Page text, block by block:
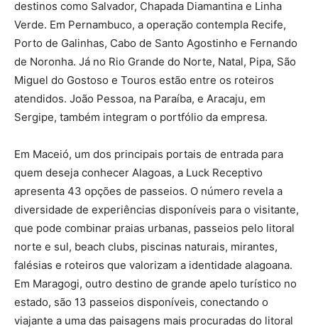
destinos como Salvador, Chapada Diamantina e Linha
Verde. Em Pernambuco, a operação contempla Recife,
Porto de Galinhas, Cabo de Santo Agostinho e Fernando
de Noronha. Já no Rio Grande do Norte, Natal, Pipa, São
Miguel do Gostoso e Touros estão entre os roteiros
atendidos. João Pessoa, na Paraíba, e Aracaju, em
Sergipe, também integram o portfólio da empresa.
Em Maceió, um dos principais portais de entrada para
quem deseja conhecer Alagoas, a Luck Receptivo
apresenta 43 opções de passeios. O número revela a
diversidade de experiências disponíveis para o visitante,
que pode combinar praias urbanas, passeios pelo litoral
norte e sul, beach clubs, piscinas naturais, mirantes,
falésias e roteiros que valorizam a identidade alagoana.
Em Maragogi, outro destino de grande apelo turístico no
estado, são 13 passeios disponíveis, conectando o
viajante a uma das paisagens mais procuradas do litoral